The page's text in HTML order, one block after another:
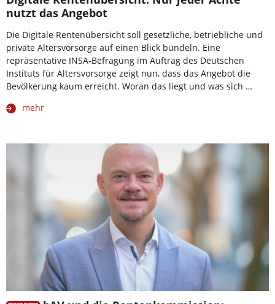
nutzt das Angebot
Die Digitale Rentenübersicht soll gesetzliche, betriebliche und
private Altersvorsorge auf einen Blick bündeln. Eine
repräsentative INSA-Befragung im Auftrag des Deutschen
Instituts für Altersvorsorge zeigt nun, dass das Angebot die
Bevölkerung kaum erreicht. Woran das liegt und was sich …
mehr